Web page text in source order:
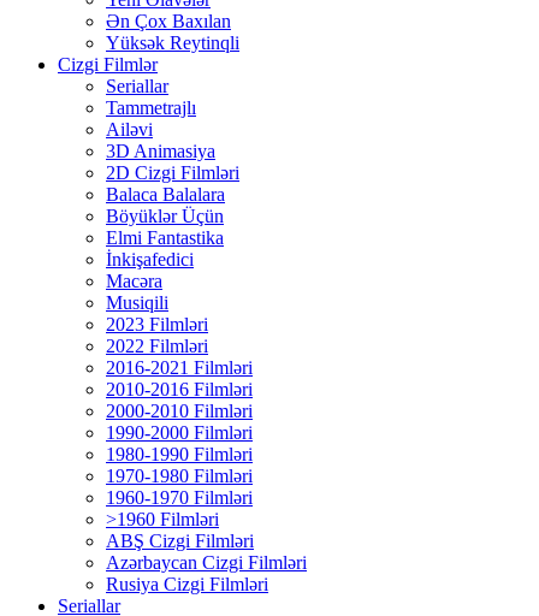
Ən Çox Baxılan
Yüksək Reytinqli
Cizgi Filmlər
Seriallar
Tammetrajlı
Ailəvi
3D Animasiya
2D Cizgi Filmləri
Balaca Balalara
Böyüklər Üçün
Elmi Fantastika
İnkişafedici
Macəra
Musiqili
2023 Filmləri
2022 Filmləri
2016-2021 Filmləri
2010-2016 Filmləri
2000-2010 Filmləri
1990-2000 Filmləri
1980-1990 Filmləri
1970-1980 Filmləri
1960-1970 Filmləri
>1960 Filmləri
ABŞ Cizgi Filmləri
Azərbaycan Cizgi Filmləri
Rusiya Cizgi Filmləri
Seriallar